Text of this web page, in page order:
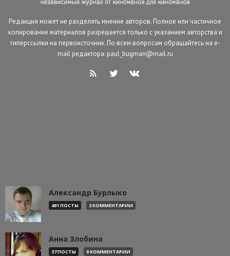
Редакция может не разделять мнение авторов. Полное или частичное
копирование материалов разрешается только с указанием авторства и
гиперссылки на первоисточник. По всем вопросам обращайтесь на e-
mail редактора: paul_bugman@mail.ru
Александр Бурлыко
491 ПОСТЫ 2 КОММЕНТАРИИ
Анна Злобина
37 ПОСТЫ 0 КОММЕНТАРИИ